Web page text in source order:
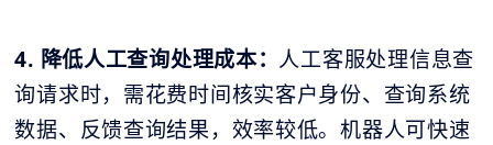
4. 降低人工查询处理成本： 人工客服处理信息查
询请求时，需花费时间核实客户身份、查询系统
数据、反馈查询结果，效率较低。机器人可快速